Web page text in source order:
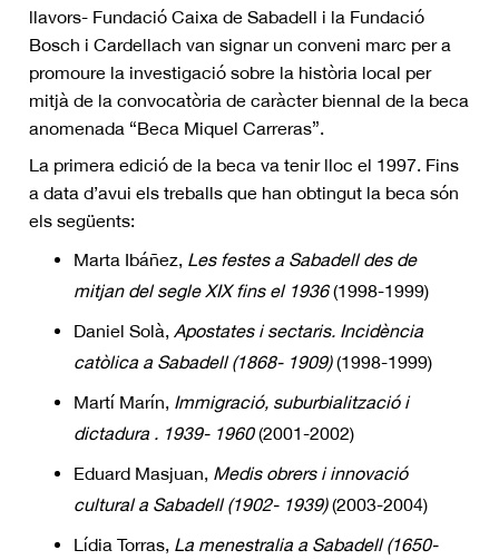
llavors- Fundació Caixa de Sabadell i la Fundació
Bosch i Cardellach van signar un conveni marc per a
promoure la investigació sobre la història local per
mitjà de la convocatòria de caràcter biennal de la beca
anomenada “Beca Miquel Carreras”.
La primera edició de la beca va tenir lloc el 1997. Fins
a data d’avui els treballs que han obtingut la beca són
els següents:
Marta Ibáñez, Les festes a Sabadell des de
mitjan del segle XIX fins el 1936(1998-1999)
Daniel Solà, Apostates i sectaris. Incidència
catòlica a Sabadell (1868- 1909)(1998-1999)
Martí Marín, Immigració, suburbialització i
dictadura . 1939- 1960(2001-2002)
Eduard Masjuan, Medis obrers i innovació
cultural a Sabadell (1902- 1939)(2003-2004)
Lídia Torras, La menestralia a Sabadell (1650-